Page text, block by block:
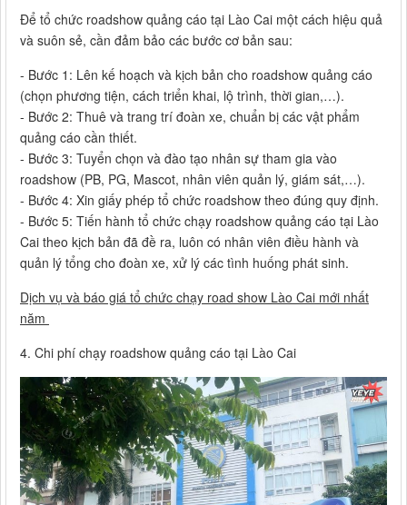
Để tổ chức roadshow quảng cáo tại Lào Cai một cách hiệu quả
và suôn sẻ, cần đảm bảo các bước cơ bản sau:
- Bước 1: Lên kế hoạch và kịch bản cho roadshow quảng cáo
(chọn phương tiện, cách triển khai, lộ trình, thời gian,…).
- Bước 2: Thuê và trang trí đoàn xe, chuẩn bị các vật phẩm
quảng cáo cần thiết.
- Bước 3: Tuyển chọn và đào tạo nhân sự tham gia vào
roadshow (PB, PG, Mascot, nhân viên quản lý, giám sát,…).
- Bước 4: Xin giấy phép tổ chức roadshow theo đúng quy định.
- Bước 5: Tiến hành tổ chức chạy roadshow quảng cáo tại Lào
Cai theo kịch bản đã đề ra, luôn có nhân viên điều hành và
quản lý tổng cho đoàn xe, xử lý các tình huống phát sinh.
Dịch vụ và báo giá tổ chức chạy road show Lào Cai mới nhất
năm
4. Chi phí chạy roadshow quảng cáo tại Lào Cai